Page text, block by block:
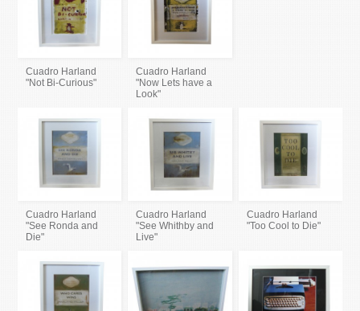
Cuadro Harland
"Not Bi-Curious"
Cuadro Harland
"Now Lets have a
Look"
Cuadro Harland
"See Ronda and
Die"
Cuadro Harland
"See Whithby and
Live"
Cuadro Harland
"Too Cool to Die"